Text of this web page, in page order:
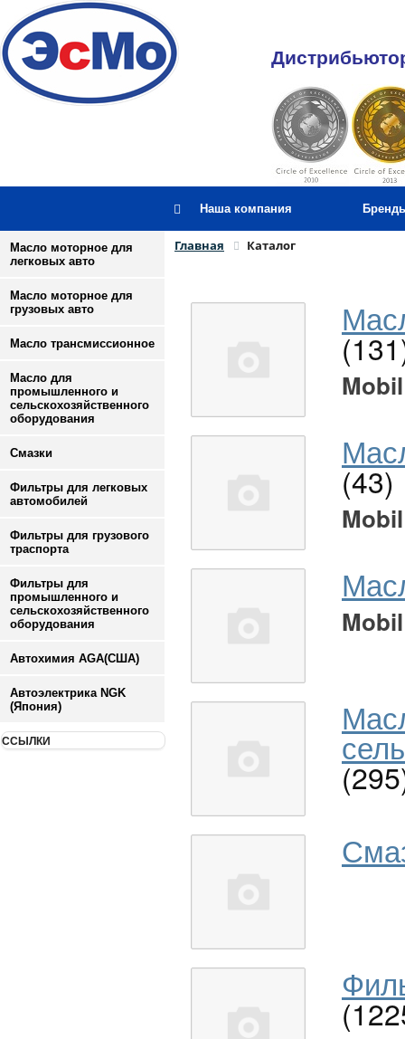
Наша компания
Масло моторное для
легковых авто
Масло моторное для
грузовых авто
Масло трансмиссионное
Масло для
промышленного и
сельскохозяйственного
оборудования
Смазки
Фильтры для легковых
автомобилей
Фильтры для грузового
траспорта
Фильтры для
промышленного и
сельскохозяйственного
оборудования
Автохимия AGA(США)
Автоэлектрика NGK
(Япония)
ССЫЛКИ
Главная Каталог
Mobil
(43)
Mobil
Mobil